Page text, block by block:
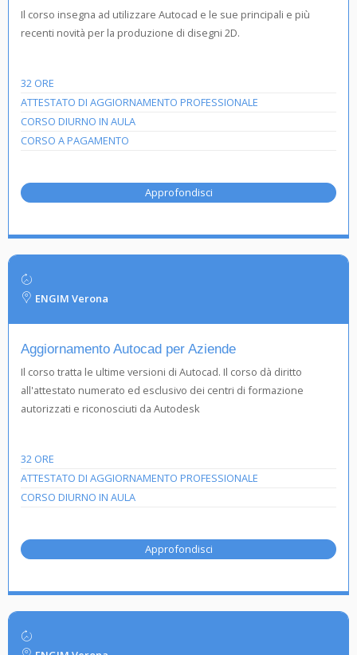
Il corso insegna ad utilizzare Autocad e le sue principali e più
recenti novità per la produzione di disegni 2D.
32 ORE
ATTESTATO DI AGGIORNAMENTO PROFESSIONALE
CORSO DIURNO IN AULA
CORSO A PAGAMENTO
Approfondisci
ENGIM Verona
Aggiornamento Autocad per Aziende
Il corso tratta le ultime versioni di Autocad. Il corso dà diritto
all'attestato numerato ed esclusivo dei centri di formazione
autorizzati e riconosciuti da Autodesk
32 ORE
ATTESTATO DI AGGIORNAMENTO PROFESSIONALE
CORSO DIURNO IN AULA
Approfondisci